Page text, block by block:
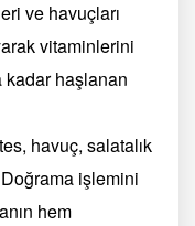
ve havuçları
vitaminlerini
haşlanan
havuç, salatalık
işlemini
hem